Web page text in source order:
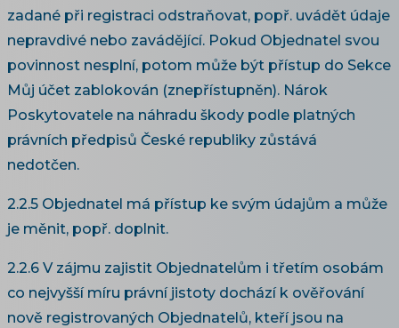
zadané při registraci odstraňovat, popř. uvádět údaje
nepravdivé nebo zavádějící. Pokud Objednatel svou
povinnost nesplní, potom může být přístup do Sekce
Můj účet zablokován (znepřístupněn). Nárok
Poskytovatele na náhradu škody podle platných
právních předpisů České republiky zůstává
nedotčen.
2.2.5 Objednatel má přístup ke svým údajům a může
je měnit, popř. doplnit.
2.2.6 V zájmu zajistit Objednatelům i třetím osobám
co nejvyšší míru právní jistoty dochází k ověřování
nově registrovaných Objednatelů, kteří jsou na